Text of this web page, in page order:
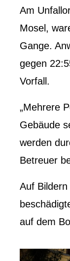
Am
Mosel,
Gange.
gegen
Vorfall.
„Mehrere
Gebäude
werden
Betreuer
Auf
auf dem